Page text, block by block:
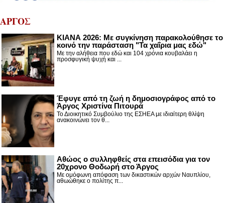
ΑΡΓΟΣ
ΚΙΑΝΑ 2026: Με συγκίνηση παρακολούθησε το
κοινό την παράσταση "Τα χαΐρια μας εδώ"
Με την αλήθεια που εδώ και 104 χρόνια κουβαλάει η
προσφυγική ψυχή και ...
Έφυγε από τη ζωή η δημοσιογράφος από το
Άργος Χριστίνα Πιτουρά
Το Διοικητικό Συμβούλιο της ΕΣΗΕΑ με ιδιαίτερη θλίψη
ανακοινώνει τον θ...
Αθώος ο συλληφθείς στα επεισόδια για τον
20χρονο Θοδωρή στο Άργος
Με ομόφωνη απόφαση των δικαστικών αρχών Ναυπλίου,
αθωώθηκε ο πολίτης π...